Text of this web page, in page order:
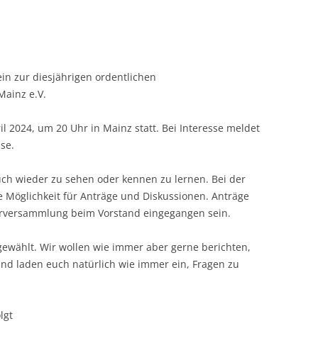
zur diesjährigen ordentlichen
e.V.
2024, um 20 Uhr in Mainz statt. Bei Interesse meldet
wieder zu sehen oder kennen zu lernen. Bei der
für Anträge und Diskussionen. Anträge
beim Vorstand eingegangen sein.
Wir wollen wie immer aber gerne berichten,
laden euch natürlich wie immer ein, Fragen zu